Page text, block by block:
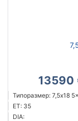
13590
Типоразмер: 7,5x18
ET: 35
DIA: